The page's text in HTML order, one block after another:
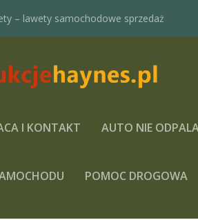
– lawety samochodowe sprzedaż
I KONTAKT AUTO NIE
POMOC DROGOWA